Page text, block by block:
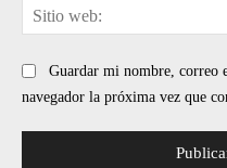
Guardar mi nombre, correo
navegador la próxima vez que